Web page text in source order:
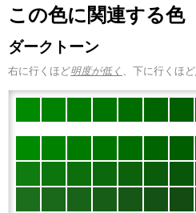
この色に関連する色
ダークトーン
右に行くほど明度が低く 、下に行くほど